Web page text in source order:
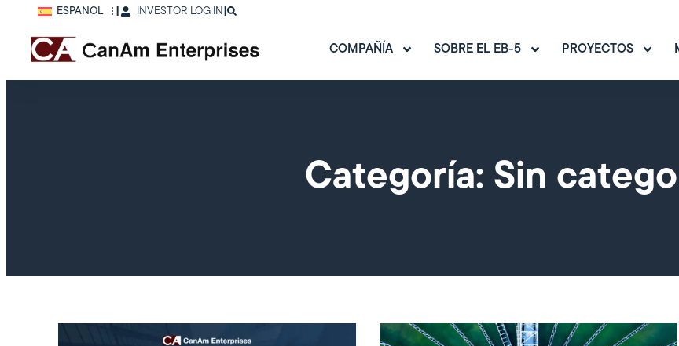
ESPAÑOL INVESTOR LOG IN |
COMPAÑÍA SOBRE EL EB-5 PROYECTOS
Categoría: Sin